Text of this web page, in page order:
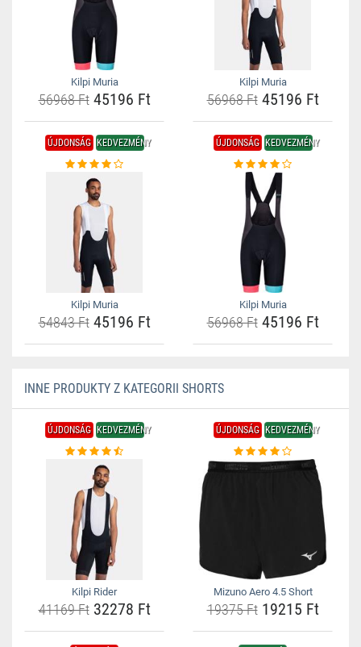
Kilpi Muria
56968 Ft45196 Ft
Kilpi Muria
56968 Ft45196 Ft
ÚJDONSÁG KEDVEZMÉNY
Kilpi Muria
54843 Ft45196 Ft
ÚJDONSÁG KEDVEZMÉNY
Kilpi Muria
56968 Ft45196 Ft
INNE PRODUKTY Z KATEGORII SHORTS
ÚJDONSÁG KEDVEZMÉNY
Kilpi Rider
41169 Ft32278 Ft
ÚJDONSÁG KEDVEZMÉNY
Mizuno Aero 4.5 Short
19375 Ft19215 Ft